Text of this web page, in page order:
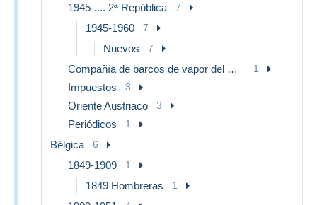
1945-.... 2ª República 7
1945-1960 7
Nuevos 7
Compañía de barcos de vapor del Danubio (DDSG) 1
Impuestos 3
Oriente Austriaco 3
Periódicos 1
Bélgica 6
1849-1909 1
1849 Hombreras 1